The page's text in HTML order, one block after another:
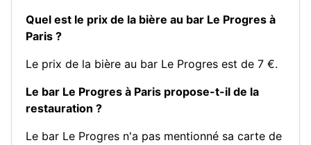
Quel est le prix de la bière au bar Le Progres à
Paris ?
Le prix de la bière au bar Le Progres est de 7 €.
Le bar Le Progres à Paris propose-t-il de la
restauration ?
Le bar Le Progres n'a pas mentionné sa carte de